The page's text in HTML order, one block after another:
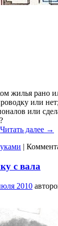
жилья рано
или
или
Читать далее →
с вала
2010